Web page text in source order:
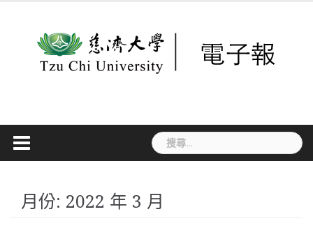
搜
尋
字:
月份: 2022 年 3 月